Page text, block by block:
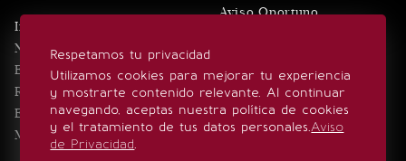
Respetamos tu privacidad
Utilizamos cookies para mejorar tu experiencia
y mostrarte contenido relevante. Al continuar
navegando, aceptas nuestra política de cookies
y el tratamiento de tus datos personales.Aviso
de Privacidad.
Inicio
Noticias
Eventos
Realeza
Estilo de vida
Minuto x Minuto
Aviso Oportuno
SÍGUENOS